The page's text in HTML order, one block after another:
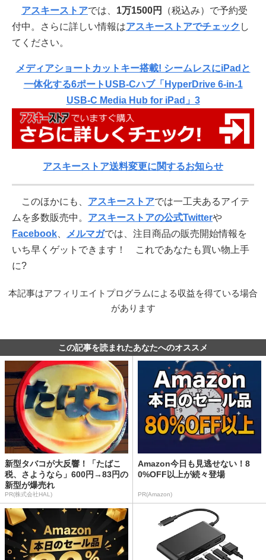
アスキーストアでは、 1万1500円
（税込み）で予約受
付中。さらに詳しい情報はアスキーストアでチェック し
てください。
メディアショートカットキー搭載! シームレスにiPadと
一体化する6ポートUSB-Cハブ「HyperDrive 6-in-1
USB-C Media Hub for iPad」3
アスキーストア送料変更に関するお知らせ
このほかにも、 アスキーストアでは一工夫あるアイテ
ムを多数販売中。 アスキーストアの公式Twitterや
Facebook
メルマガでは、注目商品の販売開始情報を
いち早くゲットできます！ これであなたも買い物上手
に?
本記事はアフィリエイトプログラムによる収益を得ている場合
があります
この記事を読まれたあなたへのオススメ
新型タバコが大反響！「たばこ
税、さようなら」600円→83円の
新型が爆売れ
PR(株式会社HAL)
Amazon今日も見逃せない！8
0%OFF以上が続々登場
PR(Amazon)